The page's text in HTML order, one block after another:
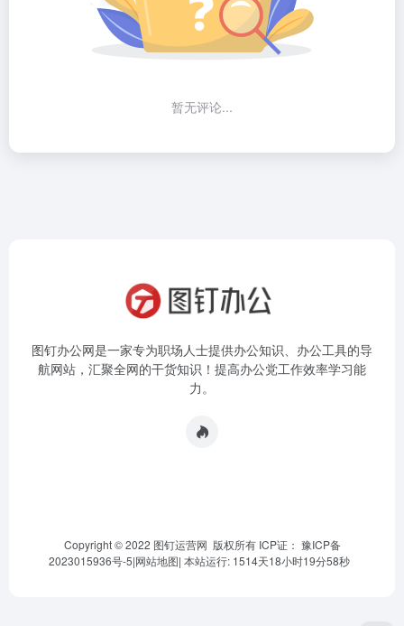
暂无评论...
图钉办公网是一家专为职场人士提供办公知识、办公工具的导
航网站，汇聚全网的干货知识！提高办公党工作效率学习能
力。
Copyright © 2022 图钉运营网 版权所有 ICP证： 豫ICP备
2023015936号-5|网站地图| 本站运行: 1514天18小时19分58秒